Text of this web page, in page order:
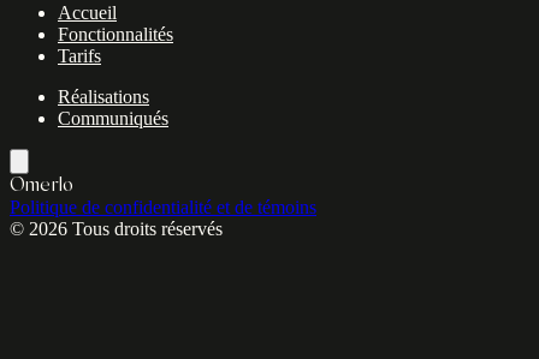
Accueil
Fonctionnalités
Tarifs
Réalisations
Communiqués
Omerlo
Politique de confidentialité et de témoins
© 2026 Tous droits réservés